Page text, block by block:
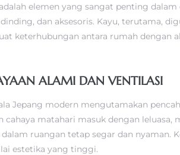
elemen yang sangat penting
dan aksesoris. Kayu, terutama,
keterhubungan antara rumah dengan
ALAMI DAN VENTILASI
Jepang modern mengutamakan
cahaya matahari masuk dengan
ruangan tetap segar dan nyaman.
estetika yang tinggi.